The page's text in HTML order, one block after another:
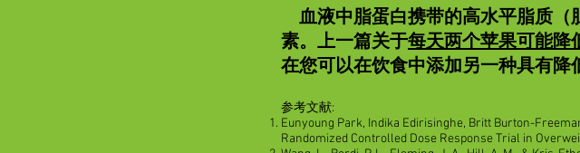
血液中脂蛋白携带的高水平脂质（
素。上一篇关于每天两个苹果可能降
在您可以在饮食中添加另一种具有降
参考文献:
Eunyoung Park, Indika Edirisinghe, Britt Burton-
Randomized Controlled Dose Response Trial in